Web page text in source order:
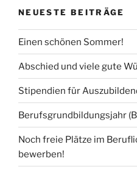
NEUESTE BEITRÄGE
Einen schönen Sommer!
Abschied und viele gute
Stipendien für
Berufsgrundbildungsjahr
Noch freie Plätze im
bewerben!